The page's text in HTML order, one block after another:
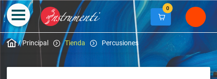
0
/Principal Tienda Percusiones